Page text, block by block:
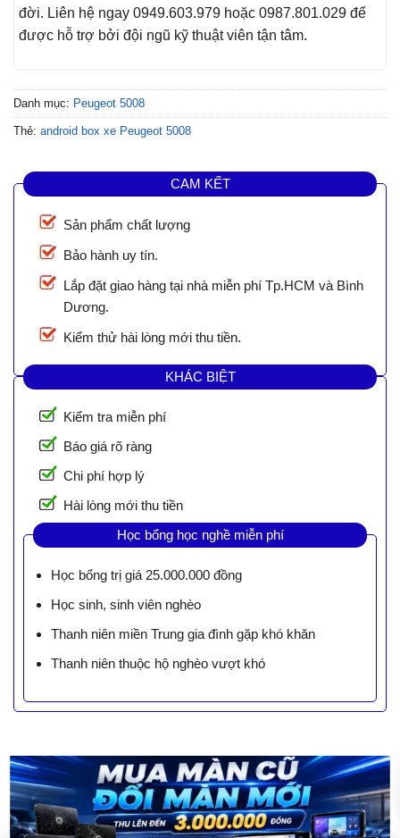
đời. Liên hệ ngay 0949.603.979 hoặc 0987.801.029 để
được hỗ trợ bởi đội ngũ kỹ thuật viên tận tâm.
Danh mục: Peugeot 5008
Thẻ: android box xe Peugeot 5008
CAM KẾT
Sản phẩm chất lượng
Bảo hành uy tín.
Lắp đặt giao hàng tại nhà miễn phí Tp.HCM và Bình
Dương.
Kiểm thử hài lòng mới thu tiền.
KHÁC BIỆT
Kiểm tra miễn phí
Báo giá rõ ràng
Chi phí hợp lý
Hài lòng mới thu tiền
Học bổng học nghề miễn phí
Học bổng trị giá 25.000.000 đồng
Học sinh, sinh viên nghèo
Thanh niên miền Trung gia đình gặp khó khăn
Thanh niên thuộc hộ nghèo vượt khó